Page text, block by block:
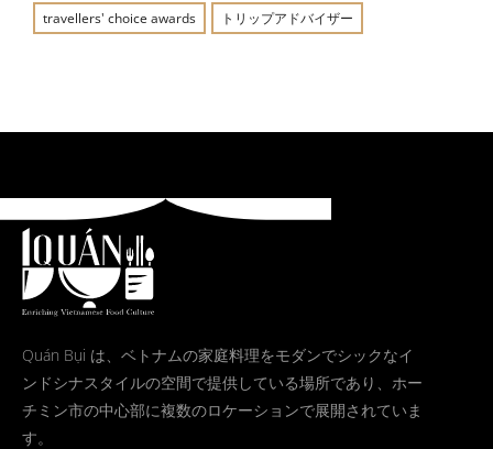
travellers' choice awards トリップアドバイザー
Quán Bụi は、ベトナムの家庭料理をモダンでシックなイ
ンドシナスタイルの空間で提供している場所であり、ホー
チミン市の中心部に複数のロケーションで展開されていま
す。